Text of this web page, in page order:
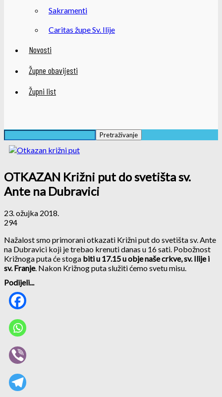
Sakramenti
Caritas župe Sv. Ilije
Novosti
Župne obavijesti
Župni list
OTKAZAN Križni put do svetišta sv.
Ante na Dubravici
23. ožujka 2018.
294
Nažalost smo primorani otkazati Križni put do svetišta sv. Ante
na Dubravici koji je trebao krenuti danas u 16 sati. Pobožnost
Križnoga puta će stoga biti u 17.15 u obje naše crkve, sv. Ilije i
sv. Franje. Nakon Križnog puta služiti ćemo svetu misu.
Podijeli...